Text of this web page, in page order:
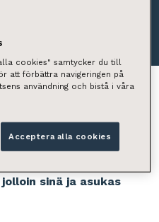
on helppoa ja
etsii luotettavat
sinä ja asukas
cookies" samtycker du till
att förbättra navigeringen på
användning och bistå i våra
Acceptera alla cookies